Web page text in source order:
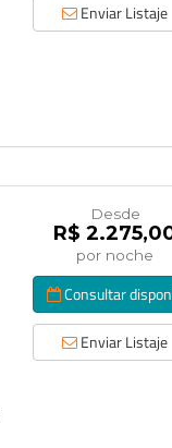
Enviar Listaje
Desde
R$
por noche
Consultar
Enviar Listaje